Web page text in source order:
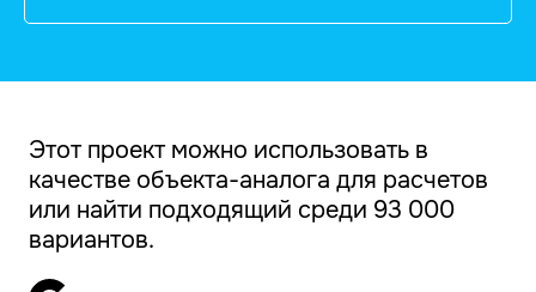
Этот проект можно использовать в
качестве объекта-аналога для расчетов
или найти подходящий среди 93 000
вариантов.